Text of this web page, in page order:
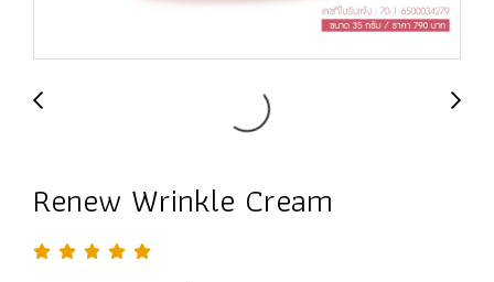
Renew Wrinkle Cream